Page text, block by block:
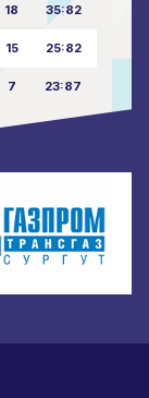
18 35:82
15 25:82
7 23:87